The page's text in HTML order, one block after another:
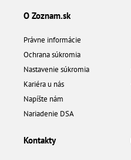
O Zoznam.sk
Právne informácie
Ochrana súkromia
Nastavenie súkromia
Kariéra u nás
Napíšte nám
Nariadenie DSA
Kontakty